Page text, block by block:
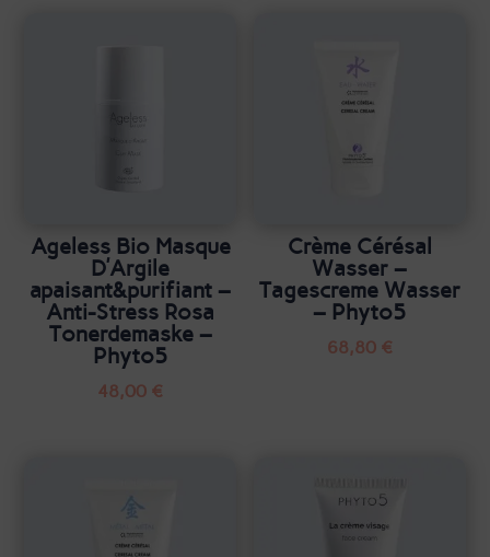
Ageless Bio Masque
D’Argile
apaisant&purifiant –
Anti-Stress Rosa
Tonerdemaske –
Phyto5
48,00 €
Crème Cérésal
Wasser –
Tagescreme Wasser
– Phyto5
68,80 €